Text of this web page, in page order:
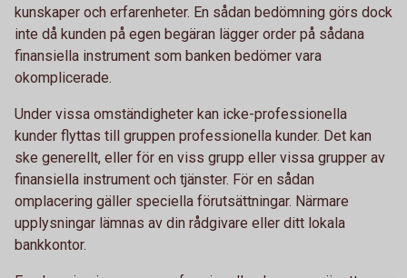
kunskaper och erfarenheter. En sådan bedömning görs dock
inte då kunden på egen begäran lägger order på sådana
finansiella instrument som banken bedömer vara
okomplicerade.
Under vissa omständigheter kan icke-professionella
kunder flyttas till gruppen professionella kunder. Det kan
ske generellt, eller för en viss grupp eller vissa grupper av
finansiella instrument och tjänster. För en sådan
omplacering gäller speciella förutsättningar. Närmare
upplysningar lämnas av din rådgivare eller ditt lokala
bankkontor.